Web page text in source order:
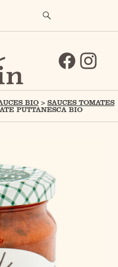
BIO > SAUCES TOMATES
PUTTANESCA BIO